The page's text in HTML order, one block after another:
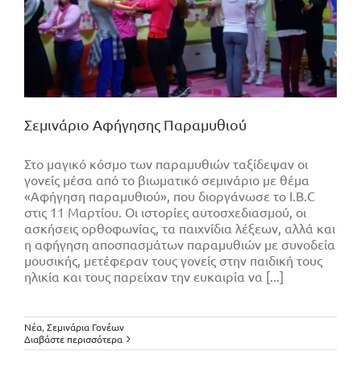
Σεμινάριο Αφήγησης Παραμυθιού
Στο μαγικό κόσμο των παραμυθιών ταξίδεψαν οι
γονείς μέσα από το βιωματικό σεμινάριο με θέμα
«Αφήγηση παραμυθιού», που διοργάνωσε το I.B.C
στις 11 Μαρτίου. Οι ιστορίες αυτοσχεδιασμού, οι
ασκήσεις ορθοφωνίας, τα παιχνίδια λέξεων, αλλά και
η αφήγηση αποσπασμάτων παραμυθιών με συνοδεία
μουσικής, μετέφεραν τους γονείς στην παιδική τους
ηλικία και τους παρείχαν την ευκαιρία να [...]
Νέα, Σεμινάρια Γονέων
Διαβάστε περισσότερα